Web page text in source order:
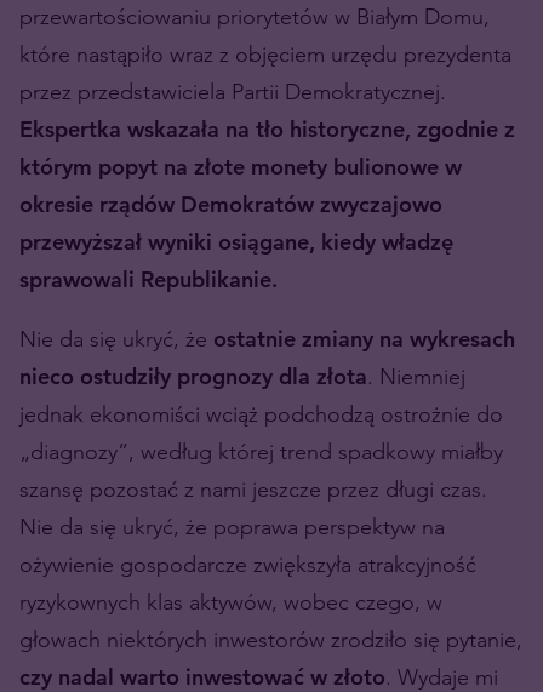
przewartościowaniu priorytetów w Białym Domu,
które nastąpiło wraz z objęciem urzędu prezydenta
przez przedstawiciela Partii Demokratycznej.
Ekspertka wskazała na tło historyczne, zgodnie z
którym popyt na złote monety bulionowe w
okresie rządów Demokratów zwyczajowo
przewyższał wyniki osiągane, kiedy władzę
sprawowali Republikanie.
Nie da się ukryć, że ostatnie zmiany na wykresach
nieco ostudziły prognozy dla złota. Niemniej
jednak ekonomiści wciąż podchodzą ostrożnie do
„diagnozy”, według której trend spadkowy miałby
szansę pozostać z nami jeszcze przez długi czas.
Nie da się ukryć, że poprawa perspektyw na
ożywienie gospodarcze zwiększyła atrakcyjność
ryzykownych klas aktywów, wobec czego, w
głowach niektórych inwestorów zrodziło się pytanie,
czy nadal warto inwestować w złoto. Wydaje mi